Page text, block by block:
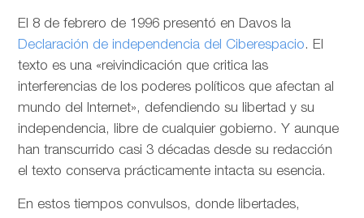
El 8 de febrero de 1996 presentó en Davos la
Declaración de independencia del Ciberespacio. El
texto es una «reivindicación que critica las
interferencias de los poderes políticos que afectan al
mundo del Internet», defendiendo su libertad y su
independencia, libre de cualquier gobierno. Y aunque
han transcurrido casi 3 décadas desde su redacción
el texto conserva prácticamente intacta su esencia.
En estos tiempos convulsos, donde libertades,